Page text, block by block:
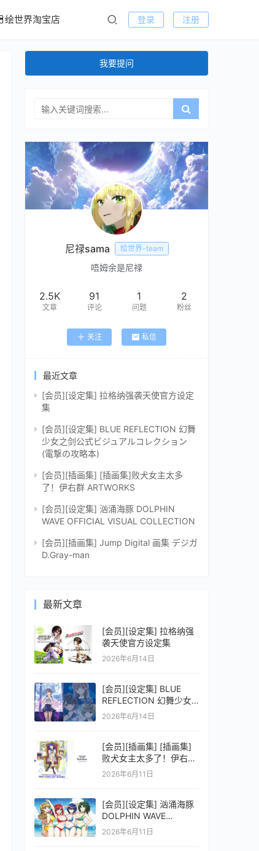
绘世界淘宝店 登录 注册
我要提问
尼禄sama 绘世界-team
唔姆余是尼禄
2.5K
文章
91
评论
1
问题
2
粉丝
关注 私信
最近文章
[会员][设定集] 拉格纳强袭天使官方设定
集
[会员][设定集] BLUE REFLECTION 幻舞
少女之剑公式ビジュアルコレクション
(電撃の攻略本)
[会员][插画集] [插画集]败犬女主太多
了！伊右群 ARTWORKS
[会员][设定集] 汹涌海豚 DOLPHIN
WAVE OFFICIAL VISUAL COLLECTION
[会员][插画集] Jump Digital 画集 デジガ
D.Gray-man
最新文章
[会员][设定集] 拉格纳强
袭天使官方设定集
2026年6月14日
[会员][设定集] BLUE
REFLECTION 幻舞少女
之剑公式ビジュアルコレ
2026年6月14日
[会员][插画集] [插画集]
败犬女主太多了！伊右群
ARTWORKS
2026年6月11日
[会员][设定集] 汹涌海豚
DOLPHIN WAVE
OFFICIAL VISUAL
2026年6月11日